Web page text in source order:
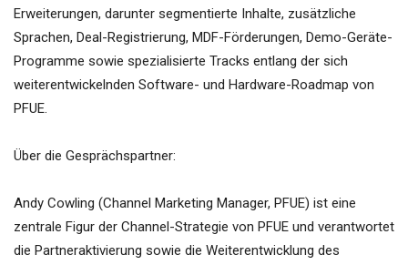
Erweiterungen, darunter segmentierte Inhalte, zusätzliche
Sprachen, Deal-Registrierung, MDF-Förderungen, Demo-Geräte-
Programme sowie spezialisierte Tracks entlang der sich
weiterentwickelnden Software- und Hardware-Roadmap von
PFUE.
Über die Gesprächspartner:
Andy Cowling (Channel Marketing Manager, PFUE) ist eine
zentrale Figur der Channel-Strategie von PFUE und verantwortet
die Partneraktivierung sowie die Weiterentwicklung des